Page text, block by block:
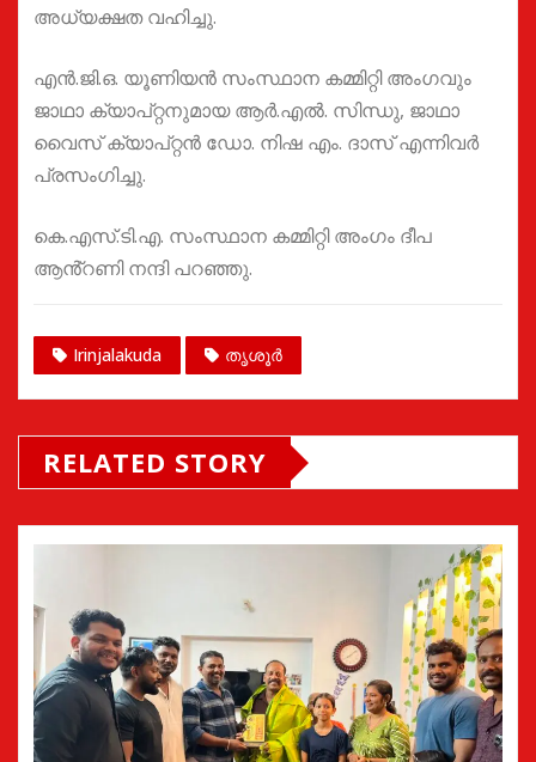
അധ്യക്ഷത വഹിച്ചു.
എൻ.ജി.ഒ. യൂണിയൻ സംസ്ഥാന കമ്മിറ്റി അംഗവും
ജാഥാ ക്യാപ്റ്റനുമായ ആർ.എൽ. സിന്ധു, ജാഥാ
വൈസ് ക്യാപ്റ്റൻ ഡോ. നിഷ എം. ദാസ് എന്നിവർ
പ്രസംഗിച്ചു.
കെ.എസ്.ടി.എ. സംസ്ഥാന കമ്മിറ്റി അംഗം ദീപ
ആൻ്റണി നന്ദി പറഞ്ഞു.
Irinjalakuda തൃശൂർ
RELATED STORY